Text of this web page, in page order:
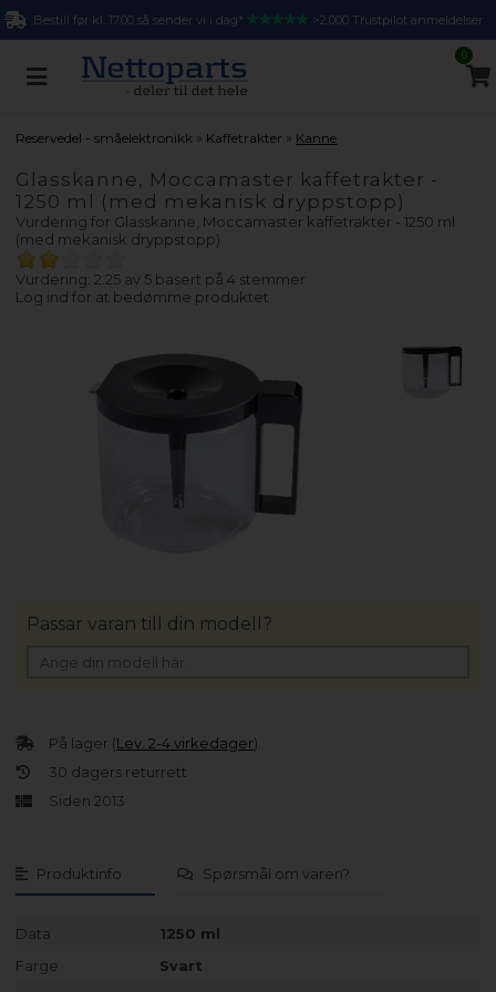
Bestill før kl. 17.00 så sender vi i dag* >2.000 Trustpilot anmeldelser
0
Reservedel - småelektronikk » Kaffetrakter » Kanne
Glasskanne, Moccamaster kaffetrakter -
1250 ml (med mekanisk dryppstopp)
Vurdering for Glasskanne, Moccamaster kaffetrakter - 1250 ml
(med mekanisk dryppstopp)
Vurdering: 2.25 av 5 basert på4 stemmer
Log ind for at bedømme produktet
Produktinfo Spørsmål om varen?
Data
1250 ml
Farge
Svart
På lager (Lev. 2-4 virkedager).
30 dagers returrett
Siden 2013
Passar varan till din modell?